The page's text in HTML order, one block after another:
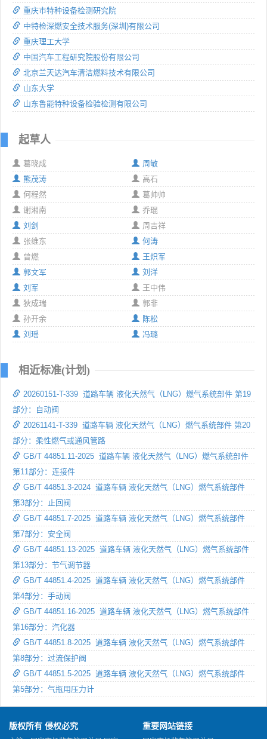
重庆市特种设备检测研究院
中特检深燃安全技术服务(深圳)有限公司
重庆理工大学
中国汽车工程研究院股份有限公司
北京兰天达汽车清洁燃料技术有限公司
山东大学
山东鲁能特种设备检验检测有限公司
起草人
葛晓成
周敏
熊茂涛
高石
何程然
葛帅帅
谢湘南
乔琨
刘剑
周吉祥
张维东
何涛
曾燃
王炽军
郭文军
刘洋
刘军
王中伟
狄成瑞
郭非
孙开余
陈松
刘瑶
冯璐
相近标准(计划)
20260151-T-339 道路车辆 液化天然气（LNG）燃气系统部件 第19
部分：自动阀
20261141-T-339 道路车辆 液化天然气（LNG）燃气系统部件 第20
部分：柔性燃气或通风管路
GB/T 44851.11-2025 道路车辆 液化天然气（LNG）燃气系统部件
第11部分：连接件
GB/T 44851.3-2024 道路车辆 液化天然气（LNG）燃气系统部件
第3部分：止回阀
GB/T 44851.7-2025 道路车辆 液化天然气（LNG）燃气系统部件
第7部分：安全阀
GB/T 44851.13-2025 道路车辆 液化天然气（LNG）燃气系统部件
第13部分：节气调节器
GB/T 44851.4-2025 道路车辆 液化天然气（LNG）燃气系统部件
第4部分：手动阀
GB/T 44851.16-2025 道路车辆 液化天然气（LNG）燃气系统部件
第16部分：汽化器
GB/T 44851.8-2025 道路车辆 液化天然气（LNG）燃气系统部件
第8部分：过流保护阀
GB/T 44851.5-2025 道路车辆 液化天然气（LNG）燃气系统部件
第5部分：气瓶用压力计
版权所有 侵权必究 重要网站链接